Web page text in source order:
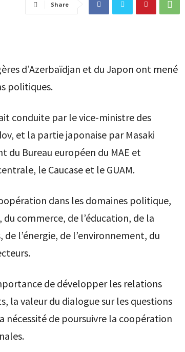
Share
d’Azerbaïdjan et du Japon ont mené
politiques.
conduite par le vice-ministre des
et la partie japonaise par Masaki
du Bureau européen du MAE et
le Caucase et le GUAM.
dans les domaines politique,
commerce, de l’éducation, de la
l’énergie, de l’environnement, du
de développer les relations
la valeur du dialogue sur les questions
de poursuivre la coopération